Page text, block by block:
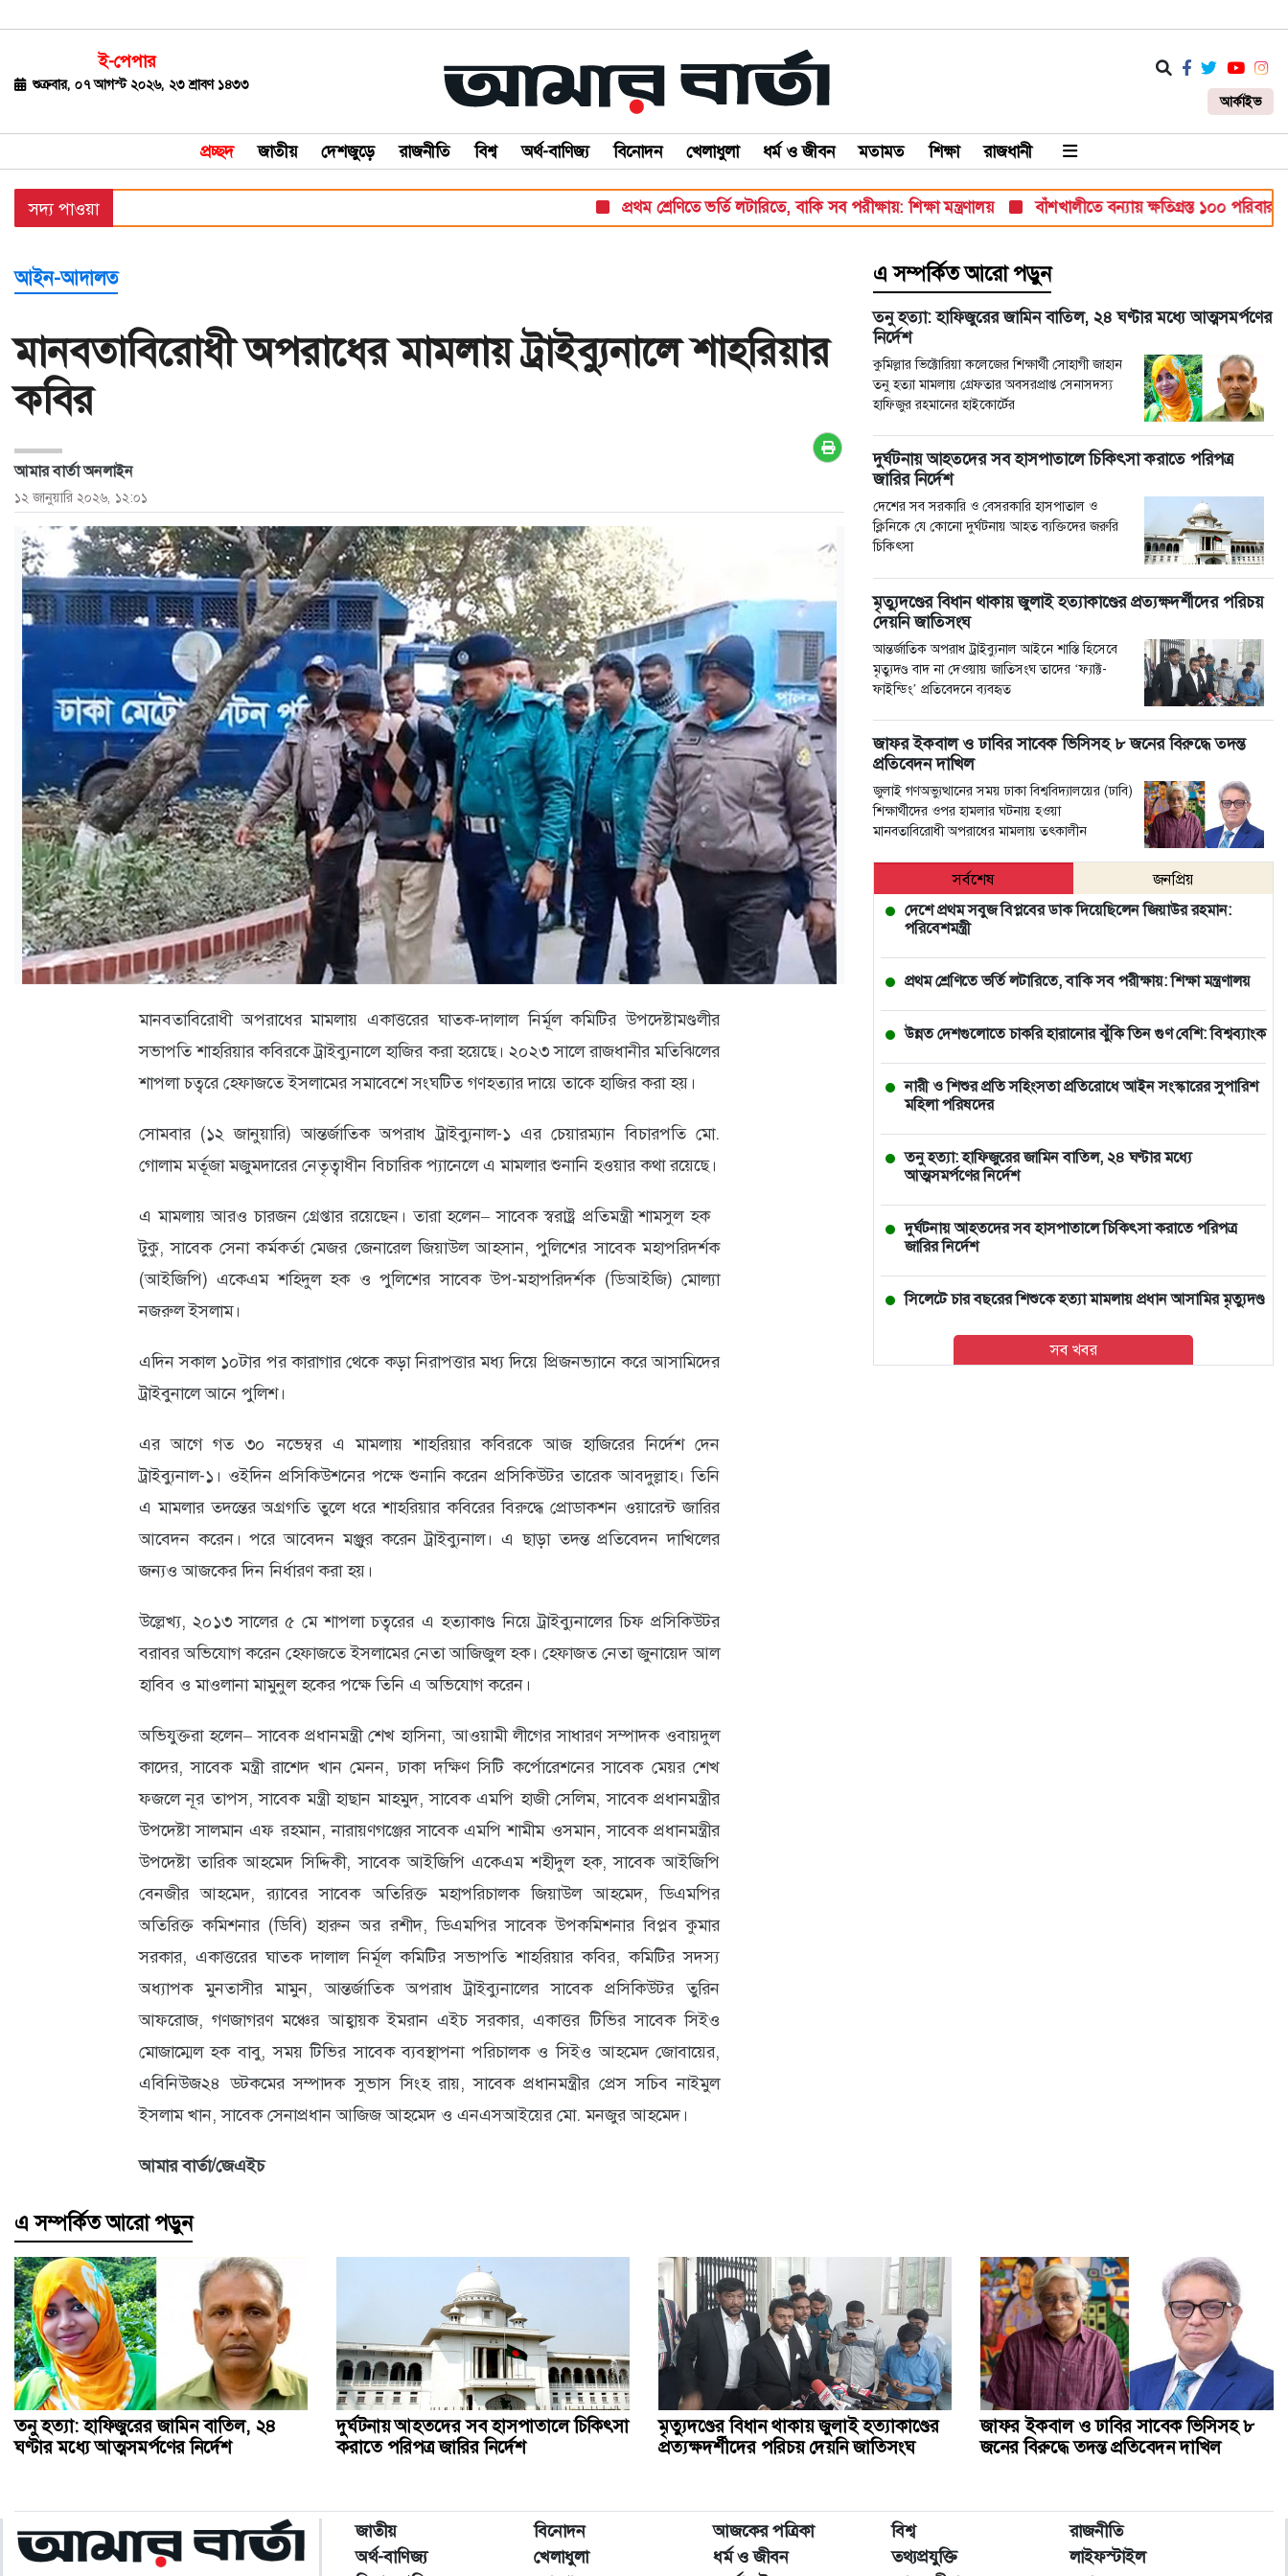
ই-পেপার
শুক্রবার, ০৭ আগস্ট ২০২৬, ২৩ শ্রাবণ ১৪৩৩
আর্কাইভ
প্রচ্ছদ জাতীয় দেশজুড়ে রাজনীতি বিশ্ব অর্থ-বাণিজ্য বিনোদন খেলাধুলা ধর্ম ও জীবন মতামত শিক্ষা রাজধানী
জাতীয়
রাজনীতি
বিশ্ব
বাণিজ্য
বিনোদন
খেলাধুলা
ধর্ম
ও
জীবন
মতামত
শিক্ষা
রাজধানী
আদালত
ক্যাম্পাস
আজকের
পত্রিকা
ক্যারিয়ার
তথ্যপ্রযুক্তি
লাইফস্টাইল
সদ্য পাওয়া প্রথম শ্রেণিতে ভর্তি লটারিতে, বাকি সব পরীক্ষায়: শিক্ষা মন্ত্রণালয় বাঁশখালীতে বন্যায় ক্ষতিগ্রস্ত ১০০ পরিবারকে ঘর
আইন-আদালত
মানবতাবিরোধী অপরাধের মামলায় ট্রাইব্যুনালে শাহরিয়ার
কবির
আমার বার্তা অনলাইন
১২ জানুয়ারি ২০২৬, ১২:০১
মানবতাবিরোধী অপরাধের মামলায় একাত্তরের ঘাতক-দালাল নির্মূল কমিটির উপদেষ্টামণ্ডলীর
সভাপতি শাহরিয়ার কবিরকে ট্রাইব্যুনালে হাজির করা হয়েছে। ২০২৩ সালে রাজধানীর মতিঝিলের
শাপলা চত্বরে হেফাজতে ইসলামের সমাবেশে সংঘটিত গণহত্যার দায়ে তাকে হাজির করা হয়।
সোমবার (১২ জানুয়ারি) আন্তর্জাতিক অপরাধ ট্রাইব্যুনাল-১ এর চেয়ারম্যান বিচারপতি মো.
গোলাম মর্তূজা মজুমদারের নেতৃত্বাধীন বিচারিক প্যানেলে এ মামলার শুনানি হওয়ার কথা রয়েছে।
এ মামলায় আরও চারজন গ্রেপ্তার রয়েছেন। তারা হলেন– সাবেক স্বরাষ্ট্র প্রতিমন্ত্রী শামসুল হক
টুকু, সাবেক সেনা কর্মকর্তা মেজর জেনারেল জিয়াউল আহসান, পুলিশের সাবেক মহাপরিদর্শক
(আইজিপি) একেএম শহিদুল হক ও পুলিশের সাবেক উপ-মহাপরিদর্শক (ডিআইজি) মোল্যা
নজরুল ইসলাম।
এদিন সকাল ১০টার পর কারাগার থেকে কড়া নিরাপত্তার মধ্য দিয়ে প্রিজনভ্যানে করে আসামিদের
ট্রাইবুনালে আনে পুলিশ।
এর আগে গত ৩০ নভেম্বর এ মামলায় শাহরিয়ার কবিরকে আজ হাজিরের নির্দেশ দেন
ট্রাইব্যুনাল-১। ওইদিন প্রসিকিউশনের পক্ষে শুনানি করেন প্রসিকিউটর তারেক আবদুল্লাহ। তিনি
এ মামলার তদন্তের অগ্রগতি তুলে ধরে শাহরিয়ার কবিরের বিরুদ্ধে প্রোডাকশন ওয়ারেন্ট জারির
আবেদন করেন। পরে আবেদন মঞ্জুর করেন ট্রাইব্যুনাল। এ ছাড়া তদন্ত প্রতিবেদন দাখিলের
জন্যও আজকের দিন নির্ধারণ করা হয়।
উল্লেখ্য, ২০১৩ সালের ৫ মে শাপলা চত্বরের এ হত্যাকাণ্ড নিয়ে ট্রাইব্যুনালের চিফ প্রসিকিউটর
বরাবর অভিযোগ করেন হেফাজতে ইসলামের নেতা আজিজুল হক। হেফাজত নেতা জুনায়েদ আল
হাবিব ও মাওলানা মামুনুল হকের পক্ষে তিনি এ অভিযোগ করেন।
অভিযুক্তরা হলেন– সাবেক প্রধানমন্ত্রী শেখ হাসিনা, আওয়ামী লীগের সাধারণ সম্পাদক ওবায়দুল
কাদের, সাবেক মন্ত্রী রাশেদ খান মেনন, ঢাকা দক্ষিণ সিটি কর্পোরেশনের সাবেক মেয়র শেখ
ফজলে নূর তাপস, সাবেক মন্ত্রী হাছান মাহমুদ, সাবেক এমপি হাজী সেলিম, সাবেক প্রধানমন্ত্রীর
উপদেষ্টা সালমান এফ রহমান, নারায়ণগঞ্জের সাবেক এমপি শামীম ওসমান, সাবেক প্রধানমন্ত্রীর
উপদেষ্টা তারিক আহমেদ সিদ্দিকী, সাবেক আইজিপি একেএম শহীদুল হক, সাবেক আইজিপি
বেনজীর আহমেদ, র‌্যাবের সাবেক অতিরিক্ত মহাপরিচালক জিয়াউল আহমেদ, ডিএমপির
অতিরিক্ত কমিশনার (ডিবি) হারুন অর রশীদ, ডিএমপির সাবেক উপকমিশনার বিপ্লব কুমার
সরকার, একাত্তরের ঘাতক দালাল নির্মূল কমিটির সভাপতি শাহরিয়ার কবির, কমিটির সদস্য
অধ্যাপক মুনতাসীর মামুন, আন্তর্জাতিক অপরাধ ট্রাইব্যুনালের সাবেক প্রসিকিউটর তুরিন
আফরোজ, গণজাগরণ মঞ্চের আহ্বায়ক ইমরান এইচ সরকার, একাত্তর টিভির সাবেক সিইও
মোজাম্মেল হক বাবু, সময় টিভির সাবেক ব্যবস্থাপনা পরিচালক ও সিইও আহমেদ জোবায়ের,
এবিনিউজ২৪ ডটকমের সম্পাদক সুভাস সিংহ রায়, সাবেক প্রধানমন্ত্রীর প্রেস সচিব নাইমুল
ইসলাম খান, সাবেক সেনাপ্রধান আজিজ আহমেদ ও এনএসআইয়ের মো. মনজুর আহমেদ।
আমার বার্তা/জেএইচ
এ সম্পর্কিত আরো পড়ুন
তনু হত্যা: হাফিজুরের জামিন বাতিল, ২৪ ঘণ্টার মধ্যে আত্মসমর্পণের
নির্দেশ
কুমিল্লার ভিক্টোরিয়া কলেজের শিক্ষার্থী সোহাগী জাহান
তনু হত্যা মামলায় গ্রেফতার অবসরপ্রাপ্ত সেনাসদস্য
হাফিজুর রহমানের হাইকোর্টের
দুর্ঘটনায় আহতদের সব হাসপাতালে চিকিৎসা করাতে পরিপত্র
জারির নির্দেশ
দেশের সব সরকারি ও বেসরকারি হাসপাতাল ও
ক্লিনিকে যে কোনো দুর্ঘটনায় আহত ব্যক্তিদের জরুরি
চিকিৎসা
মৃত্যুদণ্ডের বিধান থাকায় জুলাই হত্যাকাণ্ডের প্রত্যক্ষদর্শীদের পরিচয়
দেয়নি জাতিসংঘ
আন্তর্জাতিক অপরাধ ট্রাইব্যুনাল আইনে শাস্তি হিসেবে
মৃত্যুদণ্ড বাদ না দেওয়ায় জাতিসংঘ তাদের ‘ফ্যাক্ট-
ফাইন্ডিং’ প্রতিবেদনে ব্যবহৃত
জাফর ইকবাল ও ঢাবির সাবেক ভিসিসহ ৮ জনের বিরুদ্ধে তদন্ত
প্রতিবেদন দাখিল
জুলাই গণঅভ্যুত্থানের সময় ঢাকা বিশ্ববিদ্যালয়ের (ঢাবি)
শিক্ষার্থীদের ওপর হামলার ঘটনায় হওয়া
মানবতাবিরোধী অপরাধের মামলায় তৎকালীন
সর্বশেষ
জনপ্রিয়
দেশে প্রথম সবুজ বিপ্লবের ডাক দিয়েছিলেন জিয়াউর রহমান:
পরিবেশমন্ত্রী
প্রথম শ্রেণিতে ভর্তি লটারিতে, বাকি সব পরীক্ষায়: শিক্ষা মন্ত্রণালয়
উন্নত দেশগুলোতে চাকরি হারানোর ঝুঁকি তিন গুণ বেশি: বিশ্বব্যাংক
নারী ও শিশুর প্রতি সহিংসতা প্রতিরোধে আইন সংস্কারের সুপারিশ
মহিলা পরিষদের
তনু হত্যা: হাফিজুরের জামিন বাতিল, ২৪ ঘণ্টার মধ্যে
আত্মসমর্পণের নির্দেশ
দুর্ঘটনায় আহতদের সব হাসপাতালে চিকিৎসা করাতে পরিপত্র
জারির নির্দেশ
সিলেটে চার বছরের শিশুকে হত্যা মামলায় প্রধান আসামির মৃত্যুদণ্ড
বাঁশখালীতে বন্যায় ক্ষতিগ্রস্ত ১০০ পরিবারকে ঘর দেবেন প্রধানমন্ত্রী
সব খবর
এ সম্পর্কিত আরো পড়ুন
তনু হত্যা: হাফিজুরের জামিন বাতিল, ২৪
ঘণ্টার মধ্যে আত্মসমর্পণের নির্দেশ
দুর্ঘটনায় আহতদের সব হাসপাতালে চিকিৎসা
করাতে পরিপত্র জারির নির্দেশ
মৃত্যুদণ্ডের বিধান থাকায় জুলাই হত্যাকাণ্ডের
প্রত্যক্ষদর্শীদের পরিচয় দেয়নি জাতিসংঘ
জাফর ইকবাল ও ঢাবির সাবেক ভিসিসহ ৮
জনের বিরুদ্ধে তদন্ত প্রতিবেদন দাখিল
জাতীয় বিনোদন আজকের পত্রিকা বিশ্ব
রাজনীতি
অর্থ-বাণিজ্য
খেলাধুলা ধর্ম ও জীবন তথ্যপ্রযুক্তি
লাইফস্টাইল